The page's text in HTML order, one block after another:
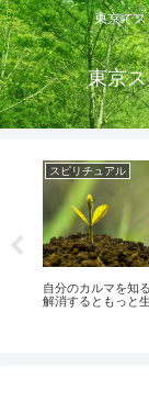
東京で
東京
スピリチュアル
自分のカルマを知
解消するともっと